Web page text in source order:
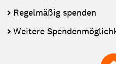
Regelmäßig spenden
Weitere